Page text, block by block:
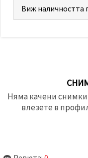
Виж наличността
Няма качени
влезете в